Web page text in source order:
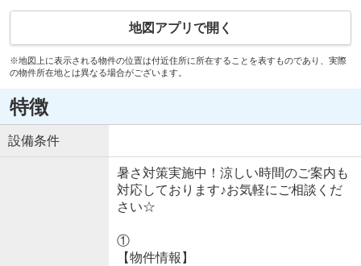
地図アプリで開く
※地図上に表示される物件の位置は付近住所に所在することを表すものであり、実際
の物件所在地とは異なる場合がございます。
特徴
設備条件
暑さ対策実施中！涼しい時間のご案内も
対応しております♪お気軽にご相談くだ
さい☆
①
【物件情報】